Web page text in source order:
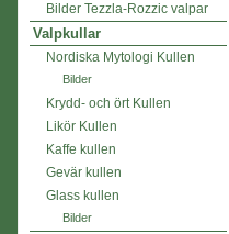
Bilder Tezzla-Rozzic valpar
Valpkullar
Nordiska Mytologi Kullen
Bilder
Krydd- och ört Kullen
Likör Kullen
Kaffe kullen
Gevär kullen
Glass kullen
Bilder